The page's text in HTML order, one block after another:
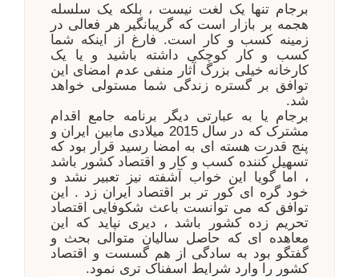
برجام تنها یک لغت نیست ، بلکه یک سلسله
هجمه بر بازار است که گریبانگیر هر فعالی در
زمینه کسب و کار است. فارغ از اینکه شما
کسب و کار کوچکی داشته باشید و یا یک
کارخانه خیلی بزرگ آثار منفی عدم امضای این
توافق بر گستره زندگی شما مستولی خواهد
شد.
برجام یا به عبارتی دیگر برنامه جامع اقدام
مشترک که در سال 2015 میلادی مابین ایران و
پنج قدرت هسته ای به امضا رسید قرار بود که
تسهیل کننده کسب و کار و اقتصاد کشور باشد
، اما گویا این خواب آشفته نیز تعبیر نشد و
خود گره ای کور تر بر اقتصاد ایران زد . این
توافق که می توانست باعث شکوفایی اقتصاد
تحریم زده کشور باشد ، دیری نپاید که این
معاهده ای که حاصل سالیان متوالی بحث و
گفتگو بود به سادگی از هم گسست و اقتصاد
کشور را وارد شرایط اسفناک تری نمود.